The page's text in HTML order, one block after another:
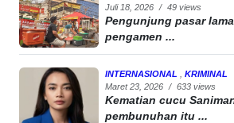
Juli 18, 2026 / 49 views
Pengunjung pasar
pengamen ...
INTERNASIONAL
KRIMINAL
Maret 23, 2026 / 633 views
Kematian cucu
pembunuhan itu ...